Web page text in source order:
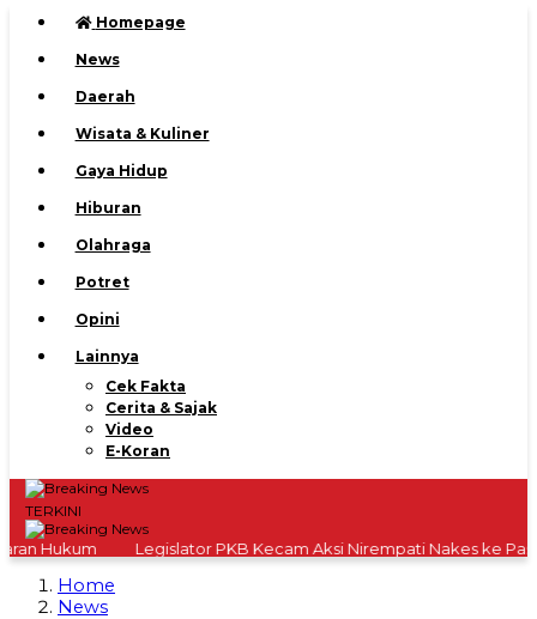
Homepage
News
Daerah
Wisata & Kuliner
Gaya Hidup
Hiburan
Olahraga
Potret
Opini
Lainnya
Cek Fakta
Cerita & Sajak
Video
E-Koran
TERKINI
Hukum Legislator PKB Kecam Aksi Nirempati Nakes ke
Home
News